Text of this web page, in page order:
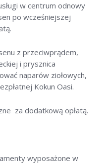
w centrum odnowy
po wcześniejszej
z przeciwprądem,
i prysznica
naparów ziołowych,
Kokun Oasi.
za dodatkową opłatą.
wyposażone w